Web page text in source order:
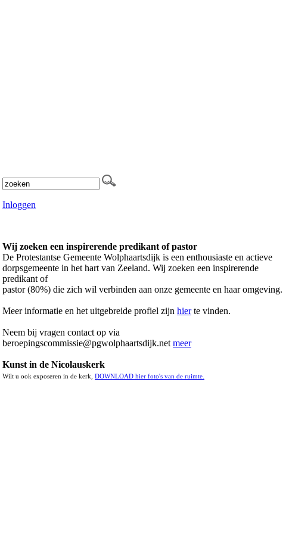
Inloggen
Wij zoeken een inspirerende predikant of pastor
De Protestantse Gemeente Wolphaartsdijk is een enthousiaste en actieve
dorpsgemeente in het hart van Zeeland. Wij zoeken een inspirerende
predikant of
pastor (80%) die zich wil verbinden aan onze gemeente en haar omgeving.
Meer informatie en het uitgebreide profiel zijn hierte vinden.
Neem bij vragen contact op via
beroepingscommissie@pgwolphaartsdijk.net meer
Kunst in de Nicolauskerk
Wilt u ook exposeren in de kerk, DOWNLOAD hier foto's van de ruimte.